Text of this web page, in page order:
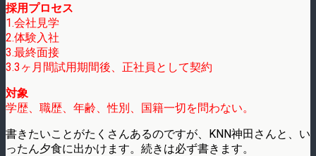
採用プロセス
1.会社見学
2.体験入社
3.最終面接
3.3ヶ月間試用期間後、正社員として契約
対象
学歴、職歴、年齢、性別、国籍一切を問わない。
書きたいことがたくさんあるのですが、KNN神田さんと、い
ったん夕食に出かけます。続きは必ず書きます。